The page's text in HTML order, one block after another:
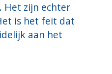
Het zijn echter
is het feit dat
aan het